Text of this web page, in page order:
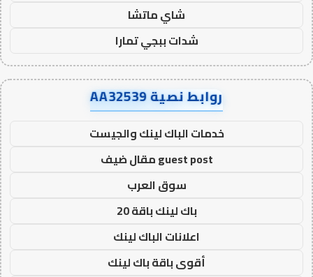
شاي ماتشا
شدات ببجي تمارا
روابط نصية AA32539
خدمات الباك لينك والجيست
guest post مقال ضيف
سوق العرب
باك لينك باقة 20
اعلانات الباك لينك
أقوى باقة باك لينك